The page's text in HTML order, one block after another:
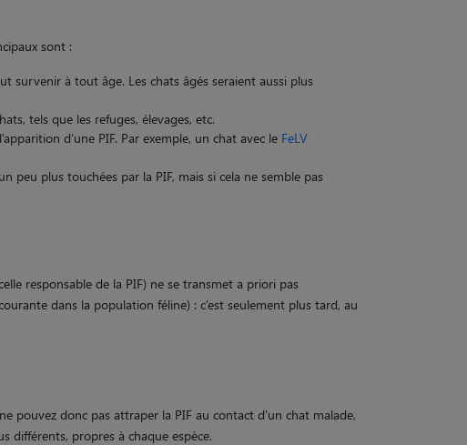
sont :
survenir à tout âge. Les chats âgés seraient aussi plus
tels que les refuges, élevages, etc.
d’une PIF. Par exemple, un chat avec le FeLV
peu plus touchées par la PIF, mais si cela ne semble pas
responsable de la PIF) ne se transmet a priori pas
dans la population féline) : c’est seulement plus tard, au
pouvez donc pas attraper la PIF au contact d’un chat malade,
différents, propres à chaque espèce.